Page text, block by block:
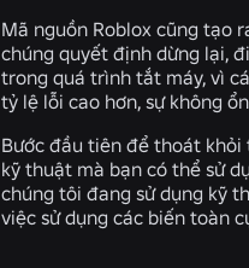
Mã nguồn Roblox cũng tạo
chúng quyết định dừng lại,
trong quá trình tắt máy, vì
tỷ lệ lỗi cao hơn, sự không
Bước đầu tiên để thoát khỏi
kỹ thuật mà bạn có thể sử
chúng tôi đang sử dụng kỹ
việc sử dụng các biến toàn